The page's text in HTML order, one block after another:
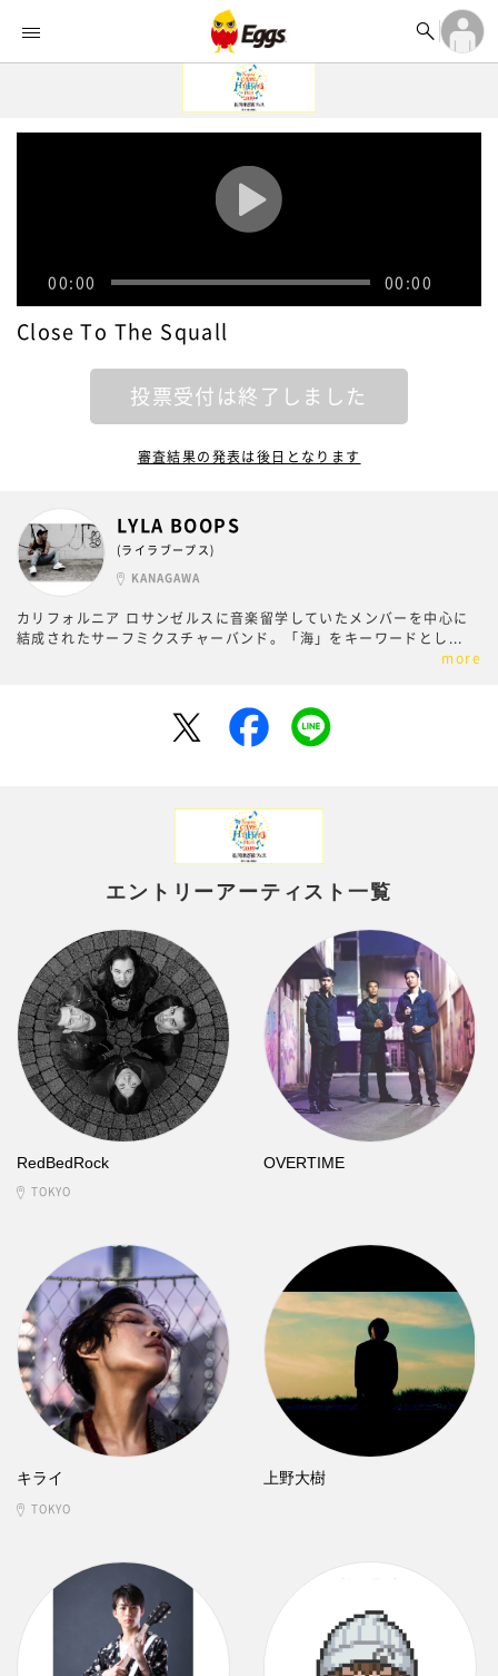


ランキング 
記事 

ログイン
アカウント登録
00:00 00:00
Close To The Squall
投票受付は終了しました
審査結果の発表は後日となります
LYLA BOOPS
(ライラブープス)
KANAGAWA
カリフォルニア ロサンゼルスに音楽留学していたメンバーを中心に
結成されたサーフミクスチャーバンド。「海」をキーワードとし ...
more
エントリーアーティスト一覧
RedBedRock
TOKYO
OVERTIME
キライ
TOKYO
上野大樹